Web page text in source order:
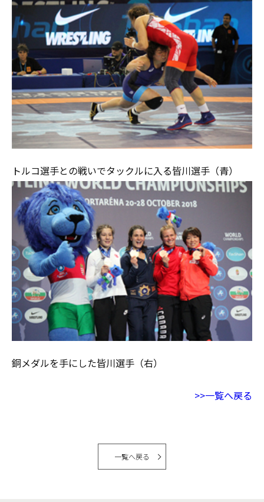
トルコ選手との戦いでタックルに入る皆川選手（青）
銅メダルを手にした皆川選手（右）
>>一覧へ戻る
一覧へ戻る